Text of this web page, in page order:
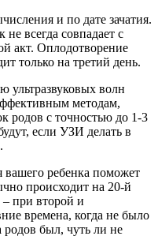
и по дате зачатия.
не всегда совпадает с
акт. Оплодотворение
только на третий день.
ультразвуковых волн
методам,
родов с точностью до 1-3
если УЗИ делать в
вашего ребенка поможет
происходит на 20-й
при второй и
времена, когда не было
был, чуть ли не